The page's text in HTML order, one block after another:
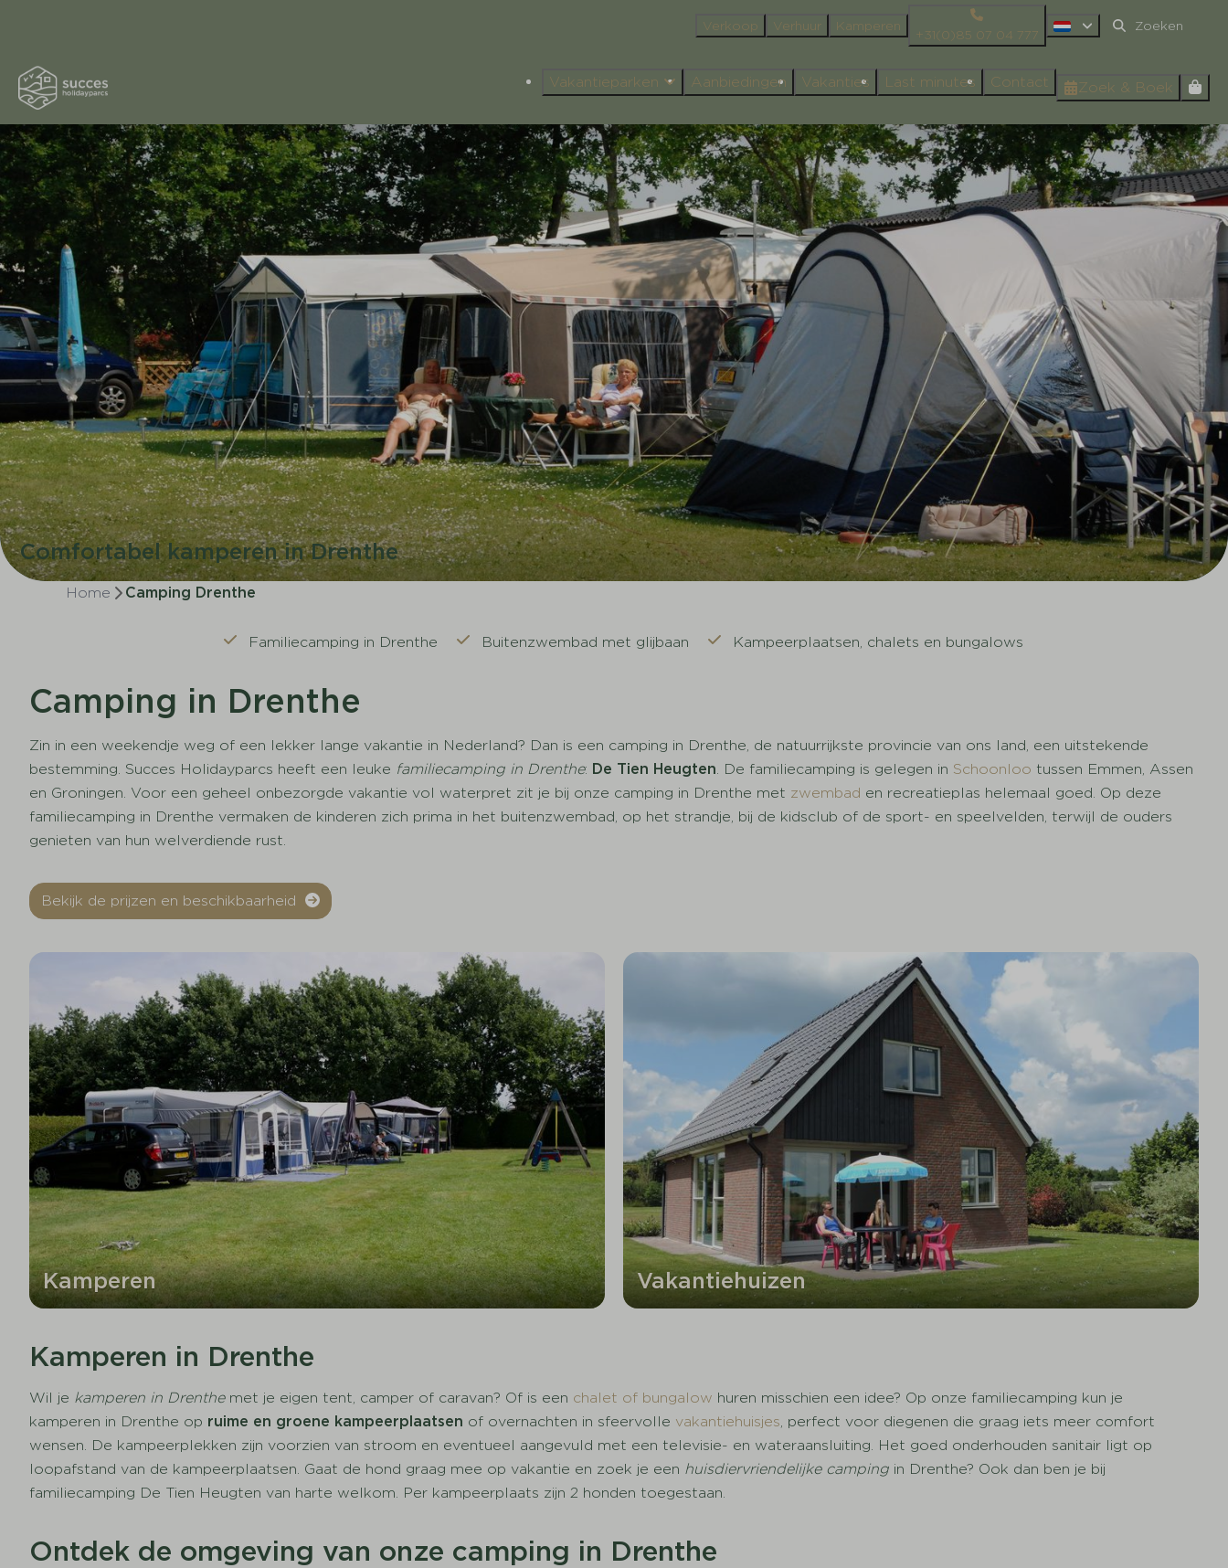
Verkoop Verhuur Kamperen
+31(0)85 07 04 777
Vakantieparken Aanbiedingen Vakanties Last minutes Contact Zoek & Boek
Comfortabel kamperen in Drenthe
Home Camping Drenthe
Familiecamping in Drenthe Buitenzwembad met glijbaan Kampeerplaatsen, chalets en bungalows
Camping in Drenthe
Zin in een weekendje weg of een lekker lange vakantie in Nederland? Dan is een camping in Drenthe, de natuurrijkste provincie van ons land, een uitstekende
bestemming. Succes Holidayparcs heeft een leuke familiecamping in Drenthe: De Tien Heugten. De familiecamping is gelegen in Schoonloo tussen Emmen, Assen
en Groningen. Voor een geheel onbezorgde vakantie vol waterpret zit je bij onze camping in Drenthe met zwembad en recreatieplas helemaal goed. Op deze
familiecamping in Drenthe vermaken de kinderen zich prima in het buitenzwembad, op het strandje, bij de kidsclub of de sport- en speelvelden, terwijl de ouders
genieten van hun welverdiende rust.
Bekijk de prijzen en beschikbaarheid
Kamperen Vakantiehuizen
Kamperen in Drenthe
Wil je kamperen in Drenthemet je eigen tent, camper of caravan? Of is een chalet of bungalow huren misschien een idee? Op onze familiecamping kun je
kamperen in Drenthe op ruime en groene kampeerplaatsen of overnachten in sfeervolle vakantiehuisjes, perfect voor diegenen die graag iets meer comfort
wensen. De kampeerplekken zijn voorzien van stroom en eventueel aangevuld met een televisie- en wateraansluiting. Het goed onderhouden sanitair ligt op
loopafstand van de kampeerplaatsen. Gaat de hond graag mee op vakantie en zoek je een huisdiervriendelijke camping in Drenthe? Ook dan ben je bij
familiecamping De Tien Heugten van harte welkom. Per kampeerplaats zijn 2 honden toegestaan.
Ontdek de omgeving van onze camping in Drenthe